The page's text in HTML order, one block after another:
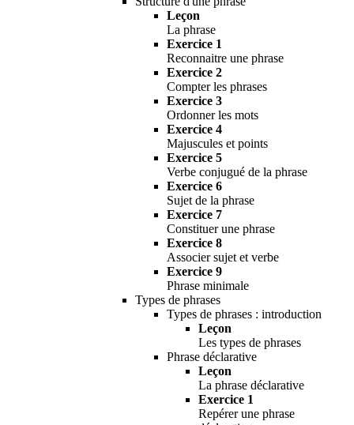
Leçon
La phrase
Exercice 1
Reconnaitre une phrase
Exercice 2
Compter les phrases
Exercice 3
Ordonner les mots
Exercice 4
Majuscules et points
Exercice 5
Verbe conjugué de la phrase
Exercice 6
Sujet de la phrase
Exercice 7
Constituer une phrase
Exercice 8
Associer sujet et verbe
Exercice 9
Phrase minimale
Types de phrases
Types de phrases : introduction
Leçon
Les types de phrases
Phrase déclarative
Leçon
La phrase déclarative
Exercice 1
Repérer une phrase